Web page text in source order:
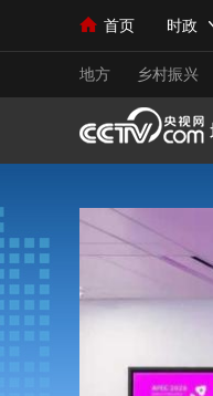
首页 时政
人民领袖习近平
直播 栏
海外频道
地方 乡村振兴
新闻
人民领袖习
现场 前线